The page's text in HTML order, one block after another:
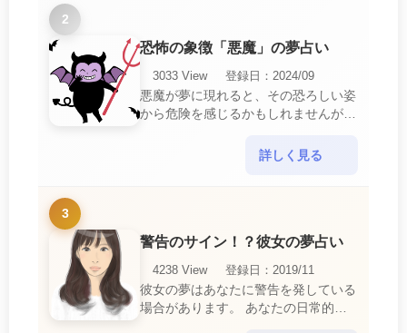
2
恐怖の象徴「悪魔」の夢占い
3033 View
登録日：2024/09
悪魔が夢に現れると、その恐ろしい姿
から危険を感じるかもしれませんが、
詳しく見る
3
警告のサイン！？彼女の夢占い
4238 View
登録日：2019/11
彼女の夢はあなたに警告を発している
場合があります。 あなたの日常的な